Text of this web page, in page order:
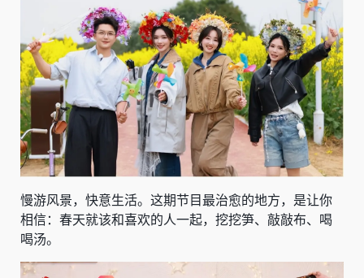
慢游风景，快意生活。这期节目最治愈的地方，是让你
相信：春天就该和喜欢的人一起，挖挖笋、敲敲布、喝
喝汤。